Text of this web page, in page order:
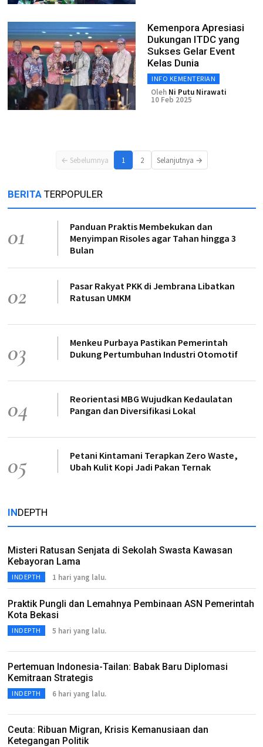
Kemenpora Apresiasi
Dukungan ITDC yang
Sukses Gelar Event
Kelas Dunia
INFO KEMENTERIAN
Oleh Ni Putu Nirawati
10 Feb 2025
← Sebelumnya 1 2 Selanjutnya →
BERITA TERPOPULER
01
Panduan Praktis Membekukan dan
Menyimpan Risoles agar Tahan hingga 3
Bulan
02
Pasar Rakyat PKK di Jembrana Libatkan
Ratusan UMKM
03
Menkeu Purbaya Pastikan Pemerintah
Dukung Pertumbuhan Industri Otomotif
04
Reorientasi MBG Wujudkan Kedaulatan
Pangan dan Diversifikasi Lokal
05
Petani Kintamani Terapkan Zero Waste,
Ubah Kulit Kopi Jadi Pakan Ternak
INDEPTH
Misteri Ratusan Senjata di Sekolah Swasta Kawasan
Kebayoran Lama
INDEPTH 1 hari yang lalu.
Praktik Pungli dan Lemahnya Pembinaan ASN Pemerintah
Kota Bekasi
INDEPTH 5 hari yang lalu.
Pertemuan Indonesia-Tailan: Babak Baru Diplomasi
Kemitraan Strategis
INDEPTH 6 hari yang lalu.
Ceuta: Ribuan Migran, Krisis Kemanusiaan dan
Ketegangan Politik